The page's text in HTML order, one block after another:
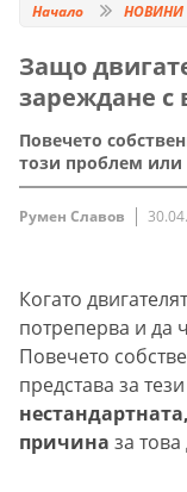
Начало НОВИНИ
Защо
зареждане с
Повечето
този проблем или
Румен Славов
Когато
потреперва и да
Повечето
представа за
причина за